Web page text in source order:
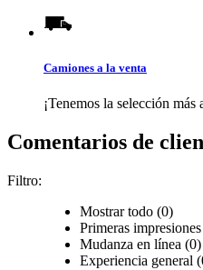
Camiones a la venta
¡Tenemos la selección
Comentarios de
Filtro:
Mostrar todo (0)
Primeras
Mudanza en línea (0)
Experiencia general